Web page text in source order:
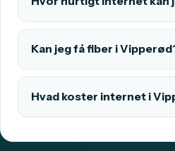
Kan jeg få fiber i
Hvad koster internet i